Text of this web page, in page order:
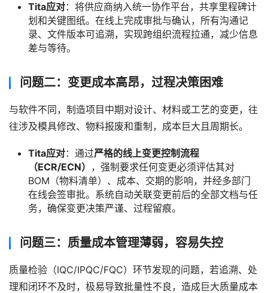
Tita应对：将供应商纳入统一协作平台，共享里程碑计
划和关键图纸。在线上完成审批与确认，所有沟通记
录、文件版本可追溯，实现跨组织流程拉通，减少信息
差与等待。
问题二：变更成本高昂，过程决策困难
与软件不同，制造项目中期对设计、材料或工艺的变更，往
往涉及模具修改、物料报废和重制，成本巨大且周期长。
Tita应对：通过严格的线上变更控制流程
（ECR/ECN） ，强制要求任何变更必须评估其对
BOM（物料清单）、成本、交期的影响，并经多部门
在线会签审批。系统自动关联变更前后的全部文档与任
务，确保变更决策严谨、过程留痕。
问题三：质量成本管理薄弱，容易失控
质量检验（IQC/IPQC/FQC）环节发现的问题，若追溯、处
理和闭环不及时，极易导致批量性不良，造成巨大质量成本